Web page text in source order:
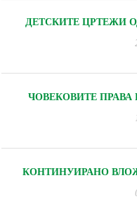
ДЕТСКИТЕ ЦРТЕЖИ
ЧОВЕКОВИТЕ ПРАВА
КОНТИНУИРАНО